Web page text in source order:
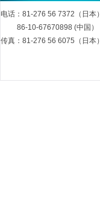
电话： 81-276 56 7372（日本）
86-10-67670898 (中国）
传真： 81-276 56 6075（日本）